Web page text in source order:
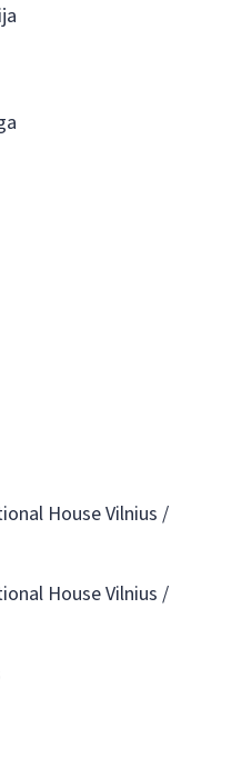
House Vilnius /
House Vilnius /